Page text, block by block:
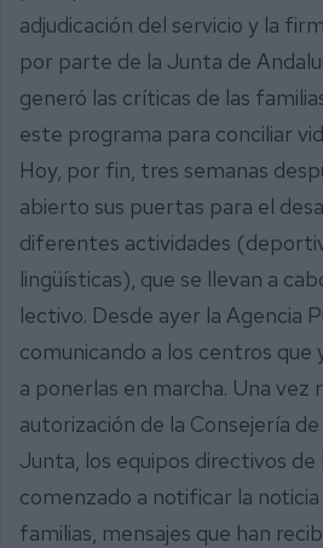
adjudicación del servicio y la
por parte de la Junta de
generó las críticas de las
este programa para conciliar
Hoy, por fin, tres semanas
abierto sus puertas para el
diferentes actividades
lingüísticas), que se llevan a
lectivo. Desde ayer la Agencia
comunicando a los centros que
a ponerlas en marcha. Una vez
autorización de la Consejería
Junta, los equipos directivos
comenzado a notificar la noticia
familias, mensajes que han